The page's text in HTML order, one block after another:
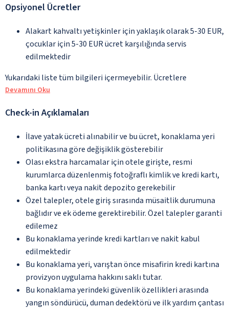
Opsiyonel Ücretler
Alakart kahvaltı yetişkinler için yaklaşık olarak 5-30 EUR,
çocuklar için 5-30 EUR ücret karşılığında servis
edilmektedir
Yukarıdaki liste tüm bilgileri içermeyebilir. Ücretlere
Devamını Oku
Check-in Açıklamaları
İlave yatak ücreti alınabilir ve bu ücret, konaklama yeri
politikasına göre değişiklik gösterebilir
Olası ekstra harcamalar için otele girişte, resmi
kurumlarca düzenlenmiş fotoğraflı kimlik ve kredi kartı,
banka kartı veya nakit depozito gerekebilir
Özel talepler, otele giriş sırasında müsaitlik durumuna
bağlıdır ve ek ödeme gerektirebilir. Özel talepler garanti
edilemez
Bu konaklama yerinde kredi kartları ve nakit kabul
edilmektedir
Bu konaklama yeri, varıştan önce misafirin kredi kartına
provizyon uygulama hakkını saklı tutar.
Bu konaklama yerindeki güvenlik özellikleri arasında
yangın söndürücü, duman dedektörü ve ilk yardım çantası